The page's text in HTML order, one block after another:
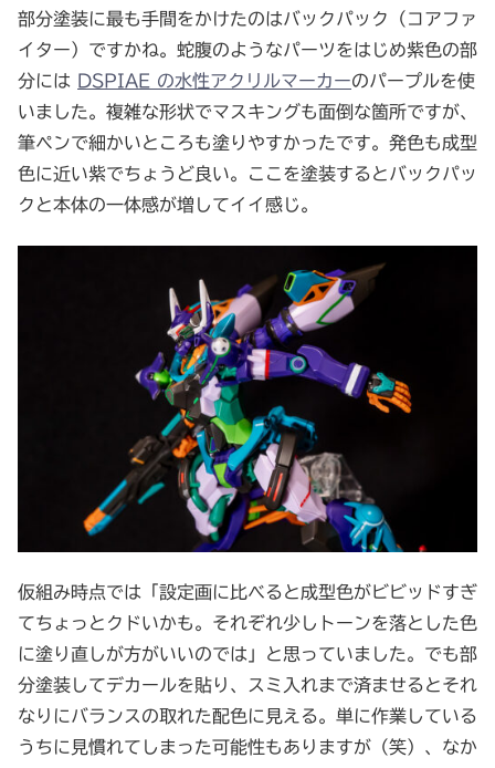
部分塗装に最も手間をかけたのはバックパック（コアファ
イター）ですかね。蛇腹のようなパーツをはじめ紫色の部
分には DSPIAE の水性アクリルマーカーのパープルを使
いました。複雑な形状でマスキングも面倒な箇所ですが、
筆ペンで細かいところも塗りやすかったです。発色も成型
色に近い紫でちょうど良い。ここを塗装するとバックパッ
クと本体の一体感が増してイイ感じ。
仮組み時点では「設定画に比べると成型色がビビッドすぎ
てちょっとクドいかも。それぞれ少しトーンを落とした色
に塗り直しが方がいいのでは」と思っていました。でも部
分塗装してデカールを貼り、スミ入れまで済ませるとそれ
なりにバランスの取れた配色に見える。単に作業している
うちに見慣れてしまった可能性もありますが（笑）、なか